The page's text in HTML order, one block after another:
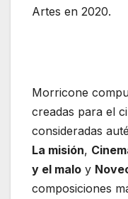
Artes en 2020.
Morricone
creadas para el
consideradas
La misión,
y el malo y
composiciones